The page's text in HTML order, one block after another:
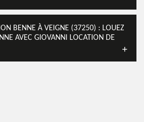
BENNE À VEIGNE (37250) : LOUEZ
AVEC GIOVANNI LOCATION DE